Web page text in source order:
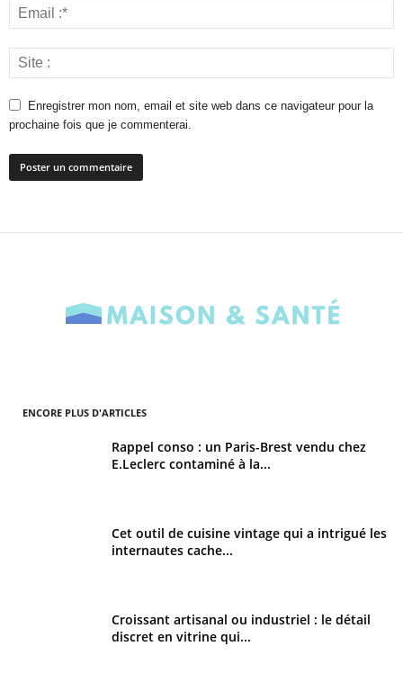
Enregistrer mon nom, email et site web dans ce navigateur pour la
prochaine fois que je commenterai.
ENCORE PLUS D'ARTICLES
Rappel conso : un Paris-Brest vendu chez
E.Leclerc contaminé à la...
Cet outil de cuisine vintage qui a intrigué les
internautes cache...
Croissant artisanal ou industriel : le détail
discret en vitrine qui...